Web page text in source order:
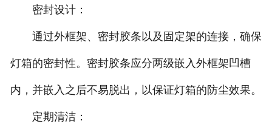
密封设计：
通过外框架、密封胶条以及固定架的连接，确保
灯箱的密封性。密封胶条应分两级嵌入外框架凹槽
内，并嵌入之后不易脱出，以保证灯箱的防尘效果。
定期清洁：